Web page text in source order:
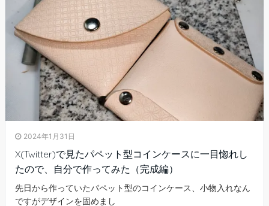
2024年1月31日
X(Twitter)で見たパペット型コインケースに一目惚れし
たので、自分で作ってみた（完成編）
先日から作っていたパペット型のコインケース、小物入れなん
ですがデザインを固めまし